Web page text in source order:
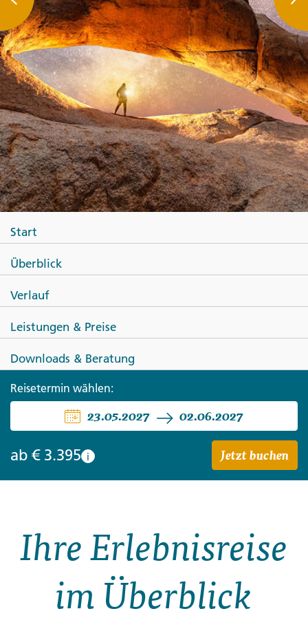
Namibia hautnah - Wüste,
Weite und Sternenhimmel
Start
Überblick
Verlauf
Leistungen & Preise
Downloads & Beratung
Reisetermin wählen:
23.05.2027 02.06.2027
ab € 3.395 i Jetzt buchen
Ihre Erlebnisreise
im Überblick